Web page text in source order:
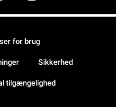
for brug
Sikkerhed
tilgængelighed